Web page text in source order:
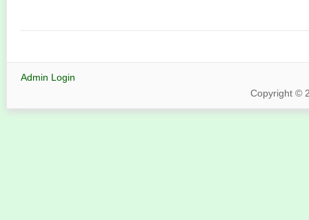
Admin Login
Copyright ©